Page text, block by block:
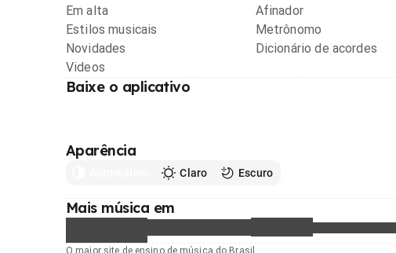
Em alta
Estilos musicais
Novidades
Videos
Afinador
Metrônomo
Dicionário de acordes
Baixe o aplicativo
Aparência
Claro Escuro
Mais música em
O maior site de ensino de música do Brasil